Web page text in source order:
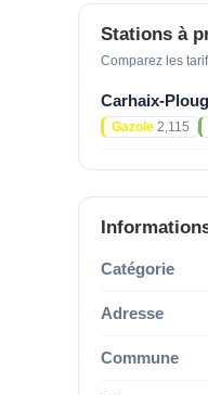
Stations à
Comparez les
Carhaix-
Gazole 2,115
Catégorie
Adresse
Commune